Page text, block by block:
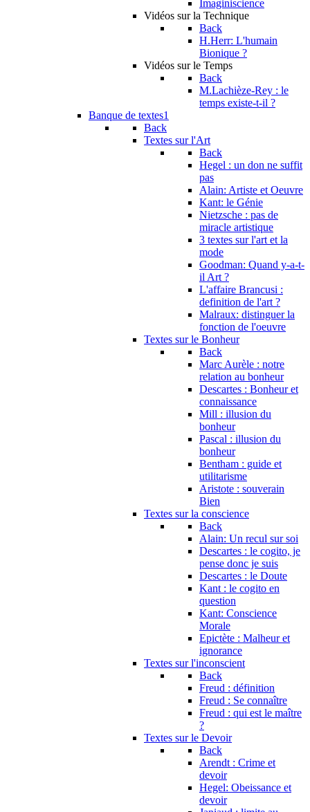
Imaginiscience
Vidéos sur la Technique
Back
H.Herr: L'humain
Bionique ?
Vidéos sur le Temps
Back
M.Lachièze-Rey : le
temps existe-t-il ?
Banque de textes1
Back
Textes sur l'Art
Back
Hegel : un don ne suffit
pas
Alain: Artiste et Oeuvre
Kant: le Génie
Nietzsche : pas de
miracle artistique
3 textes sur l'art et la
mode
Goodman: Quand y-a-t-
il Art ?
L'affaire Brancusi :
definition de l'art ?
Malraux: distinguer la
fonction de l'oeuvre
Textes sur le Bonheur
Back
Marc Aurèle : notre
relation au bonheur
Descartes : Bonheur et
connaissance
Mill : illusion du
bonheur
Pascal : illusion du
bonheur
Bentham : guide et
utilitarisme
Aristote : souverain
Bien
Textes sur la conscience
Back
Alain: Un recul sur soi
Descartes : le cogito, je
pense donc je suis
Descartes : le Doute
Kant : le cogito en
question
Kant: Conscience
Morale
Epictète : Malheur et
ignorance
Textes sur l'inconscient
Back
Freud : définition
Freud : Se connaître
Freud : qui est le maître
?
Textes sur le Devoir
Back
Arendt : Crime et
devoir
Hegel: Obeissance et
devoir